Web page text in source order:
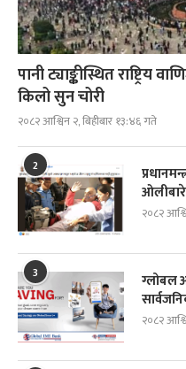
पानी ट्याङ्कीस्थित राष्ट्रिय
किलो सुन चोरी
२०८२ आश्विन २, बिहीबार १३:४६ गते
2
ओलीबारे
२०८२
3
ग्लोबल
२०८२